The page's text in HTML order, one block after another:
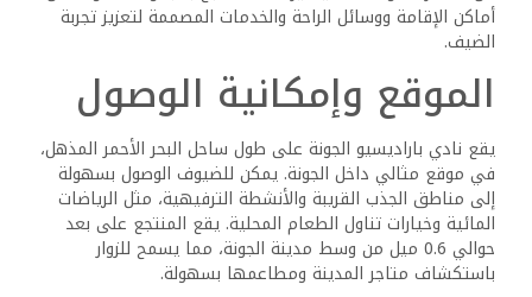
أماكن الإقامة ووسائل الراحة والخدمات المصممة لتعزيز تجربة
الضيف.
الموقع وإمكانية الوصول
يقع نادي باراديسيو الجونة على طول ساحل البحر الأحمر المذهل،
في موقع مثالي داخل الجونة. يمكن للضيوف الوصول بسهولة
إلى مناطق الجذب القريبة والأنشطة الترفيهية، مثل الرياضات
المائية وخيارات تناول الطعام المحلية. يقع المنتجع على بعد
حوالي 0.6 ميل من وسط مدينة الجونة، مما يسمح للزوار
باستكشاف متاجر المدينة ومطاعمها بسهولة.